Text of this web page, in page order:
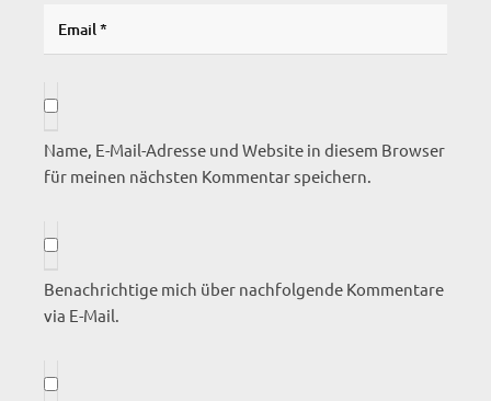
Name, E-Mail-Adresse und Website in diesem Browser
für meinen nächsten Kommentar speichern.
Benachrichtige mich über nachfolgende Kommentare
via E-Mail.